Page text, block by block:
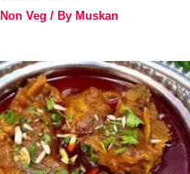
Non Veg / ByMuskan